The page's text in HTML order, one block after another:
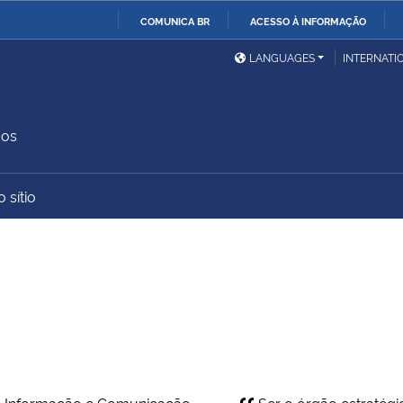
COMUNICA BR ACESSO À INFORMAÇÃO
Ministério da Defesa
Ministério das Relações
Exteriores
Ministério do
LANGUAGES
sítio